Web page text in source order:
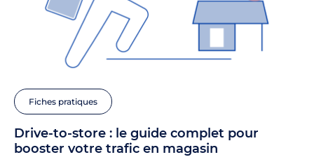
Fiches pratiques
Drive-to-store : le guide complet pour
booster votre trafic en magasin